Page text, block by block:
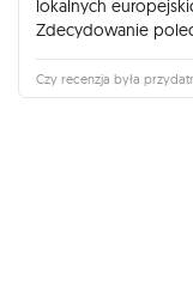
lokalnych
Zdecydowanie
Czy recenzja była